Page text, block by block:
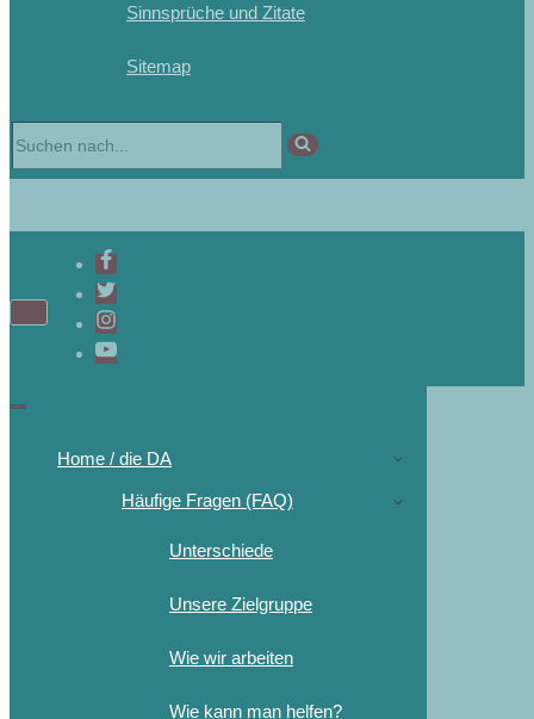
Sinnsprüche und Zitate
Sitemap
Navigations-
Navigations-
Home / die DA
Häufige Fragen (FAQ)
Unterschiede
Unsere Zielgruppe
Wie wir arbeiten
Wie kann man helfen?